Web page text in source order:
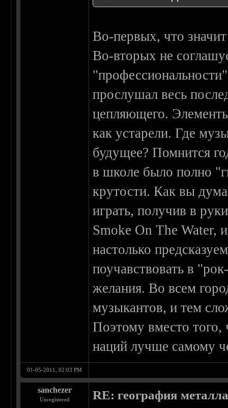
Во-первых, что
Во-вторых не
прослушал весь
цепляющего.
как устарели. Где
будущее? Помнится
в школе было полно
крутости. Как вы
играть, получив в
Smoke On The Water,
настолько
поучавствовать в
желания. Во всем
музыкантов, и тем
Поэтому вместо того,
наций лучше самому
01-05-2011, 02:03 PM
sanchezer
Unregistered RE: география